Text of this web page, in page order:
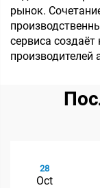
рынок.
сервиса
производителей
28
Oct